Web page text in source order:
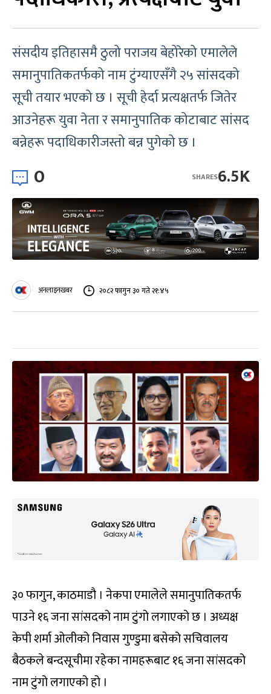
संसदीय इतिहासमै ठुलो पराजय बेहोरेको एमालेले
समानुपातिकतर्फको नाम टुंग्याएसँगै २५ सांसदको
सूची तयार भएको छ । सूची हेर्दा प्रत्यक्षतर्फ जितेर
आउनेहरू युवा नेता र समानुपातिक कोटाबाट सांसद
बन्नेहरू पदाधिकारीजस्तो बन्न पुगेको छ ।
0 6.5K
SHARES
अनलाइनखबर २०८२ फागुन ३० गते २१:४५
३० फागुन, काठमाडौ । नेकपा एमालेले समानुपातिकतर्फ
पाउने १६ जना सांसदको नाम टुंगो लगाएको छ । अध्यक्ष
केपी शर्मा ओलीको निवास गुण्डुमा बसेको सचिवालय
बैठकले बन्दसूचीमा रहेका नामहरूबाट १६ जना सांसदको
नाम टुंगो लगाएको हो ।